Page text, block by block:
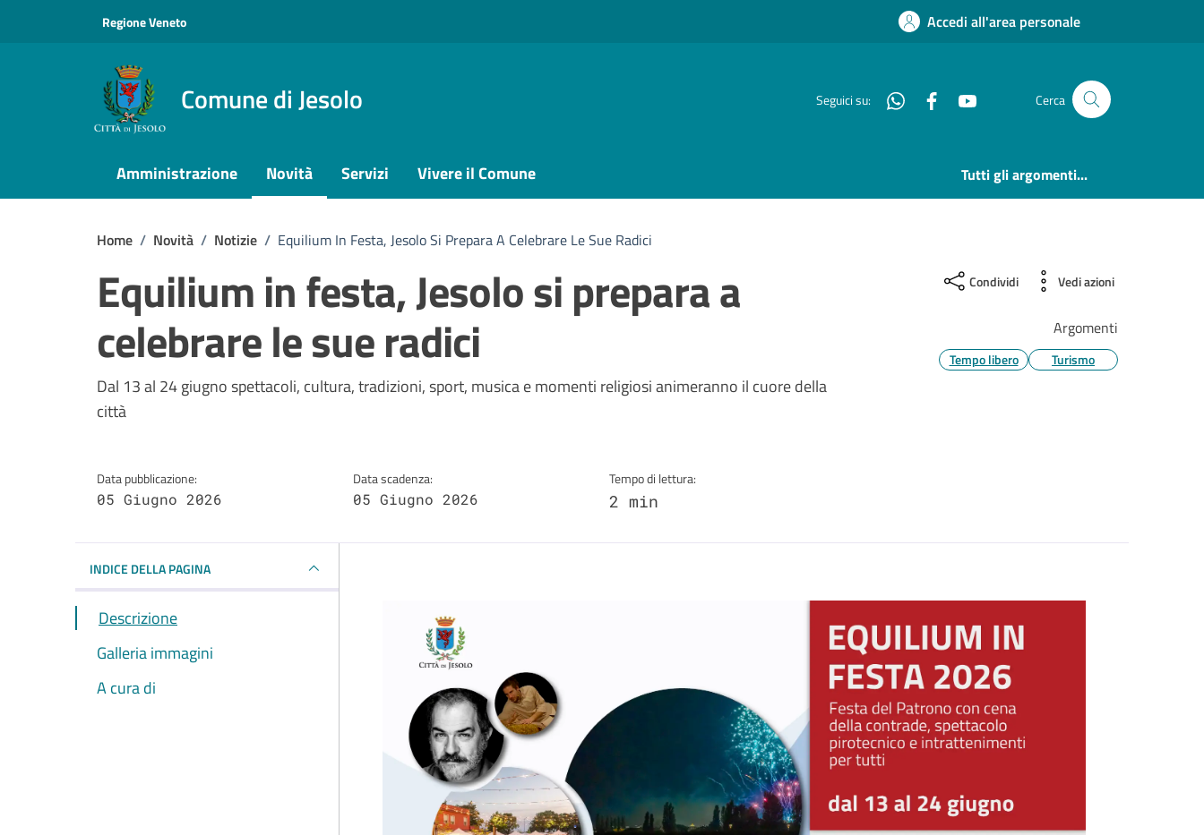
Regione Veneto Accedi all'area personale
Comune di Jesolo Seguici su: WhatsappFacebook Cerca
Amministrazione Novità Servizi Vivere il Comune Tutti gli argomenti...
Home / Novità / Notizie / Equilium In Festa, Jesolo Si Prepara A Celebrare Le Sue Radici
Equilium in festa, Jesolo si prepara a
celebrare le sue radici
Dettagli della notizia
Dal 13 al 24 giugno spettacoli, cultura, tradizioni, sport, musica e momenti religiosi animeranno il cuore della
città
Data pubblicazione:
05 Giugno 2026
Data scadenza:
05 Giugno 2026
Tempo di lettura:
2 min
Condividi Vedi azioni
Argomenti
Tempo libero Turismo
INDICE DELLA PAGINA
Descrizione
Galleria immagini
A cura di